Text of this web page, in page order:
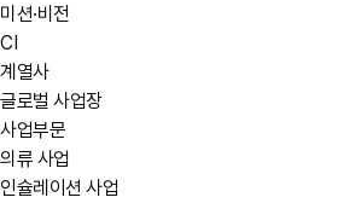
미션·비전
CI
계열사
글로벌 사업장
사업부문
의류 사업
인슐레이션 사업